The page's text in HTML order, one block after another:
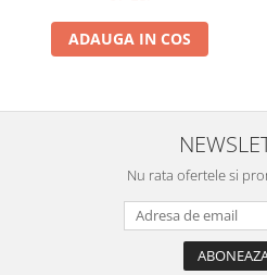
ADAUGA IN COS
Nu rata ofertele si